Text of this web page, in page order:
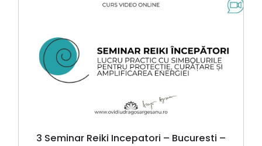
3 Seminar Reiki Incepatori – Bucuresti –